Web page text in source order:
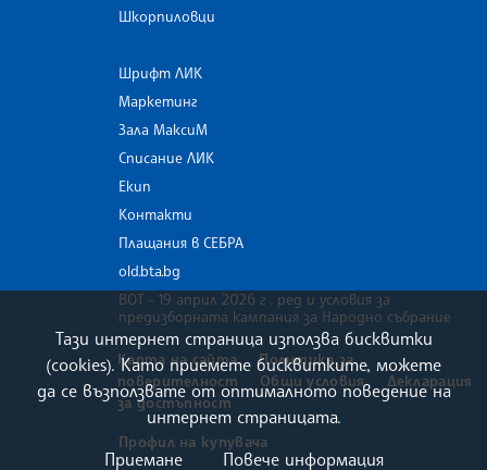
Шкорпиловци
Шрифт ЛИК
Маркетинг
Зала МаксиМ
Списание ЛИК
Екип
Контакти
Плащания в СЕБРА
old.bta.bg
ВОТ - 19 април 2026 г . ред и условия за
предизборната кампания за Народно събрание
Карта на сайта
Политика за
поверителност
Общи условия
Декларация
за достъпност
Профил на купувача
Тази интернет страница използва бисквитки
(cookies). Като приемете бисквитките, можете
да се възползвате от оптималното поведение на
интернет страницата.
Приемане
Повече информация